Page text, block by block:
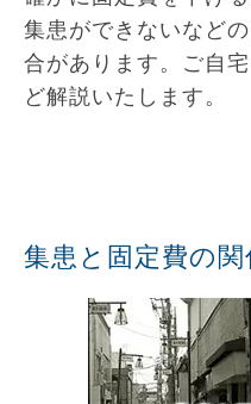
集患ができないなど
合があります。ご自
ど解説いたします。
集患と固定費の関